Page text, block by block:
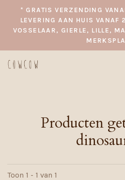
* GRATIS VERZENDING
LEVERING AAN HUIS VANAF
VOSSELAAR, GIERLE, LILLE,
Producten
Toon 1 - 1 van 1